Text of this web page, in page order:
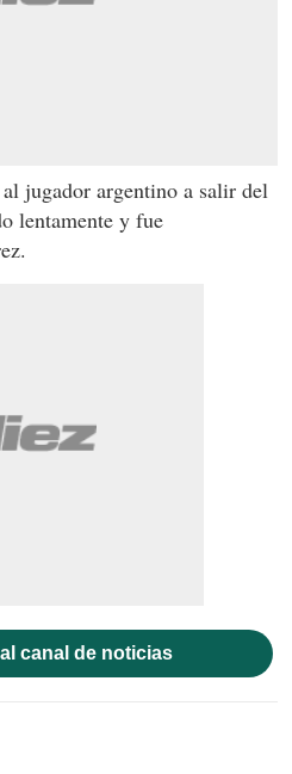
jugador argentino a salir del
lentamente y fue
canal de noticias